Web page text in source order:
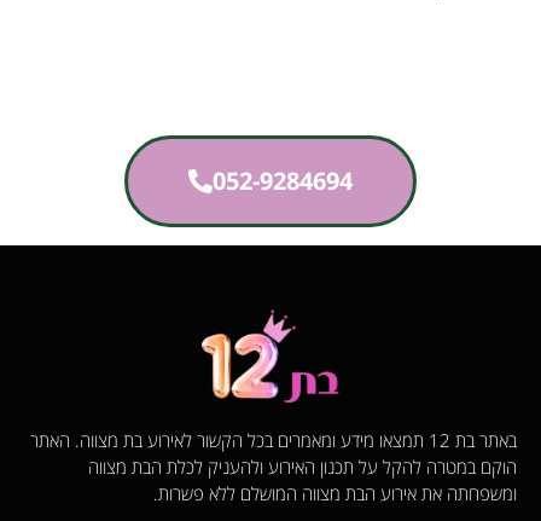
052-9284694
באתר בת 12 תמצאו מידע ומאמרים בכל הקשור לאירוע בת מצווה. האתר
הוקם במטרה להקל על תכנון האירוע ולהעניק לכלת הבת מצווה
ומשפחתה את אירוע הבת מצווה המושלם ללא פשרות.